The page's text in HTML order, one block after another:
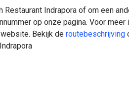
Indrapora of om een
op onze pagina. Voor
Bekijk de routebeschrijving